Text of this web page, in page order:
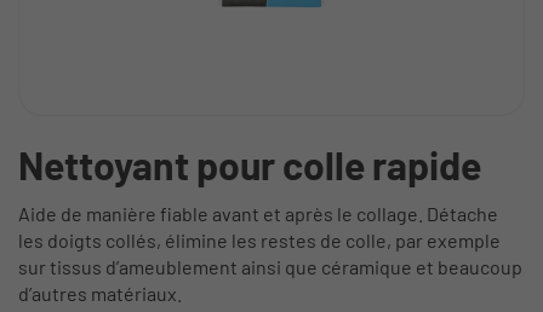
Nettoyant pour colle rapide
Aide de manière fiable avant et après le collage. Détache
les doigts collés, élimine les restes de colle, par exemple
sur tissus d’ameublement ainsi que céramique et beaucoup
d’autres matériaux.